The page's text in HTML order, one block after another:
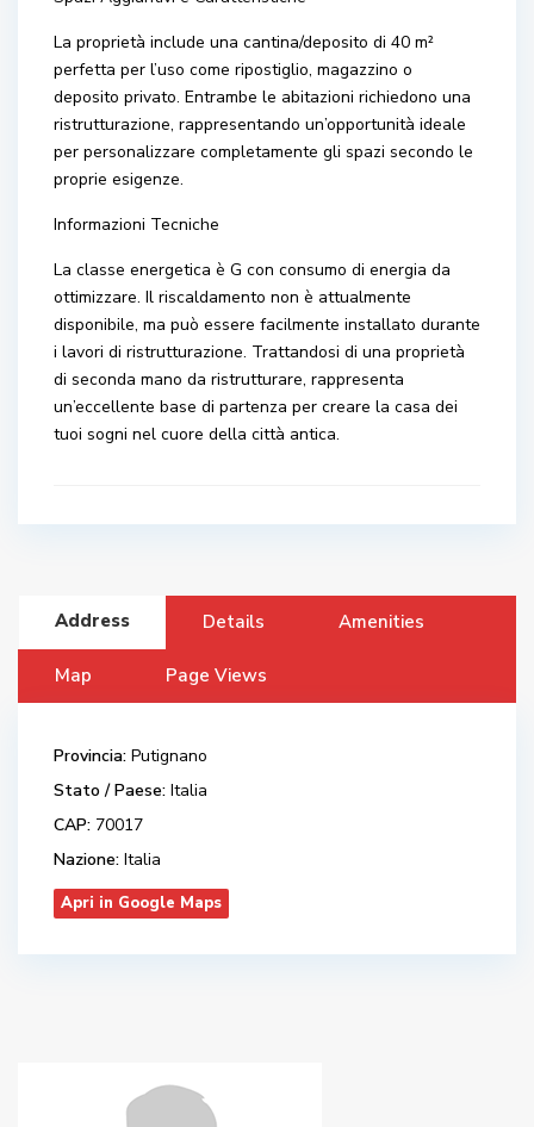
La proprietà include una cantina/deposito di 40 m²
perfetta per l’uso come ripostiglio, magazzino o
deposito privato. Entrambe le abitazioni richiedono una
ristrutturazione, rappresentando un’opportunità ideale
per personalizzare completamente gli spazi secondo le
proprie esigenze.
Informazioni Tecniche
La classe energetica è G con consumo di energia da
ottimizzare. Il riscaldamento non è attualmente
disponibile, ma può essere facilmente installato durante
i lavori di ristrutturazione. Trattandosi di una proprietà
di seconda mano da ristrutturare, rappresenta
un’eccellente base di partenza per creare la casa dei
tuoi sogni nel cuore della città antica.
Address Details Amenities
Map Page Views
Provincia: Putignano
Stato / Paese: Italia
CAP: 70017
Nazione: Italia
Apri in Google Maps